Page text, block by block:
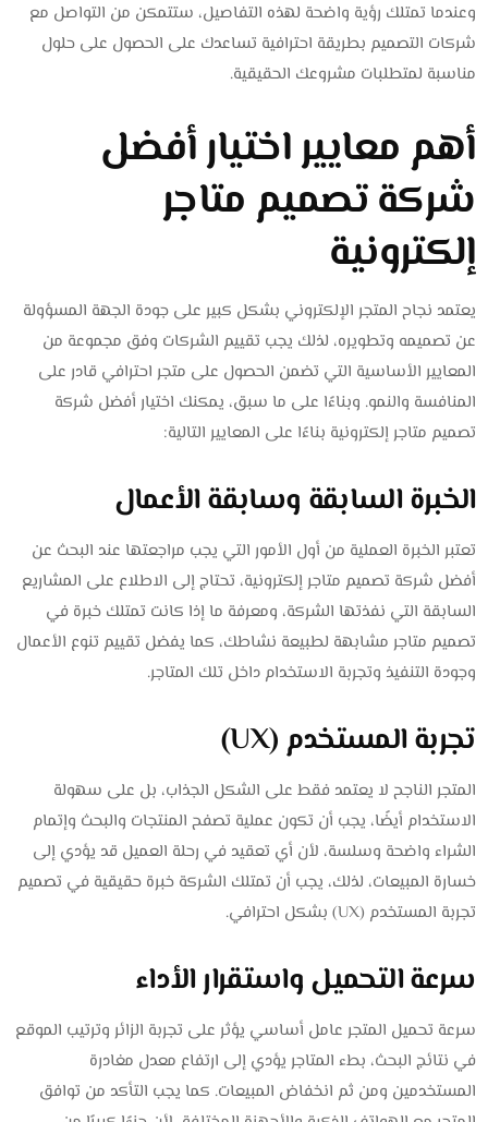
وعندما تمتلك رؤية واضحة لهذه التفاصيل، ستتمكن من التواصل مع
شركات التصميم بطريقة احترافية تساعدك على الحصول على حلول
مناسبة لمتطلبات مشروعك الحقيقية.
أهم معايير اختيار أفضل
شركة تصميم متاجر
إلكترونية
يعتمد نجاح المتجر الإلكتروني بشكل كبير على جودة الجهة المسؤولة
عن تصميمه وتطويره، لذلك يجب تقييم الشركات وفق مجموعة من
المعايير الأساسية التي تضمن الحصول على متجر احترافي قادر على
المنافسة والنمو. وبناءًا على ما سبق، يمكنك اختيار أفضل شركة
تصميم متاجر إلكترونية بناءًا على المعايير التالية:
الخبرة السابقة وسابقة الأعمال
تعتبر الخبرة العملية من أول الأمور التي يجب مراجعتها عند البحث عن
أفضل شركة تصميم متاجر إلكترونية، تحتاج إلى الاطلاع على المشاريع
السابقة التي نفذتها الشركة، ومعرفة ما إذا كانت تمتلك خبرة في
تصميم متاجر مشابهة لطبيعة نشاطك، كما يفضل تقييم تنوع الأعمال
وجودة التنفيذ وتجربة الاستخدام داخل تلك المتاجر.
تجربة المستخدم (UX)
المتجر الناجح لا يعتمد فقط على الشكل الجذاب، بل على سهولة
الاستخدام أيضًا، يجب أن تكون عملية تصفح المنتجات والبحث وإتمام
الشراء واضحة وسلسة، لأن أي تعقيد في رحلة العميل قد يؤدي إلى
خسارة المبيعات، لذلك، يجب أن تمتلك الشركة خبرة حقيقية في تصميم
تجربة المستخدم (UX) بشكل احترافي.
سرعة التحميل واستقرار الأداء
سرعة تحميل المتجر عامل أساسي يؤثر على تجربة الزائر وترتيب الموقع
في نتائج البحث، بطء المتاجر يؤدي إلى ارتفاع معدل مغادرة
المستخدمين ومن ثم انخفاض المبيعات. كما يجب التأكد من توافق